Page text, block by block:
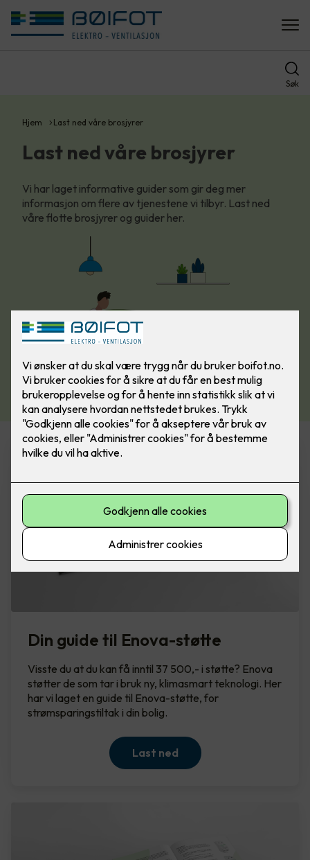
Søk
Hjem Last ned våre brosjyrer
Last ned våre brosjyrer
Vi har laget informative guider som gir deg mer
informasjon om flere av tjenestene vi tilbyr. Last ned
våre flotte brosjyrer og guider her.
Din guide til Enova-støtte
Visste du at du kan få inntil 37 500,- i støtte? Enova
støtter de som tar i bruk ny, klimasmart teknologi. Her
har vi laget en guide til Enova-støtte, for
strømsparingstiltak i din bolig.
Last ned